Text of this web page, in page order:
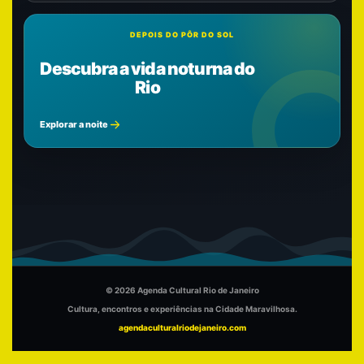
DEPOIS DO PÔR DO SOL
Descubra a vida noturna do
Rio
Explorar a noite
© 2026 Agenda Cultural Rio de Janeiro
Cultura, encontros e experiências na Cidade Maravilhosa.
agendaculturalriodejaneiro.com